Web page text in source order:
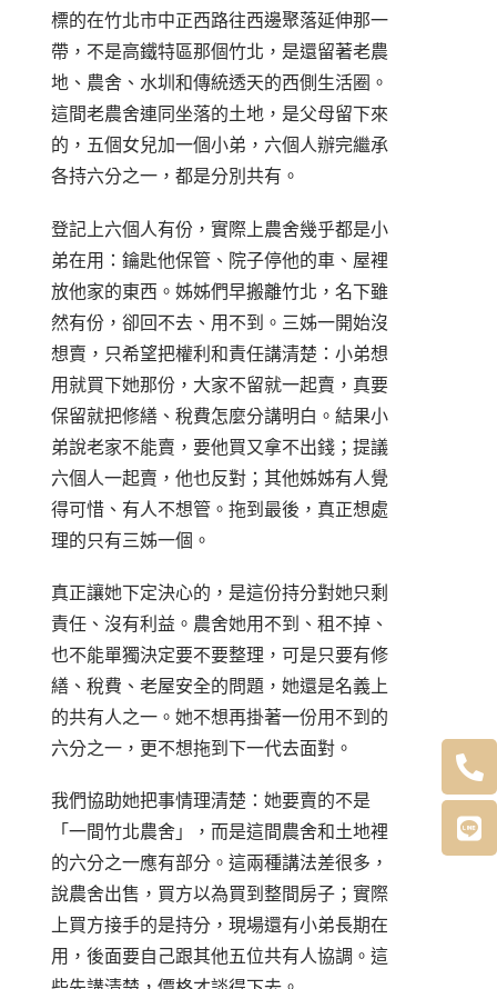
標的在竹北市中正西路往西邊聚落延伸那一
帶，不是高鐵特區那個竹北，是還留著老農
地、農舍、水圳和傳統透天的西側生活圈。
這間老農舍連同坐落的土地，是父母留下來
的，五個女兒加一個小弟，六個人辦完繼承
各持六分之一，都是分別共有。
登記上六個人有份，實際上農舍幾乎都是小
弟在用：鑰匙他保管、院子停他的車、屋裡
放他家的東西。姊姊們早搬離竹北，名下雖
然有份，卻回不去、用不到。三姊一開始沒
想賣，只希望把權利和責任講清楚：小弟想
用就買下她那份，大家不留就一起賣，真要
保留就把修繕、稅費怎麼分講明白。結果小
弟說老家不能賣，要他買又拿不出錢；提議
六個人一起賣，他也反對；其他姊姊有人覺
得可惜、有人不想管。拖到最後，真正想處
理的只有三姊一個。
真正讓她下定決心的，是這份持分對她只剩
責任、沒有利益。農舍她用不到、租不掉、
也不能單獨決定要不要整理，可是只要有修
繕、稅費、老屋安全的問題，她還是名義上
的共有人之一。她不想再掛著一份用不到的
六分之一，更不想拖到下一代去面對。
我們協助她把事情理清楚：她要賣的不是
「一間竹北農舍」，而是這間農舍和土地裡
的六分之一應有部分。這兩種講法差很多，
說農舍出售，買方以為買到整間房子；實際
上買方接手的是持分，現場還有小弟長期在
用，後面要自己跟其他五位共有人協調。這